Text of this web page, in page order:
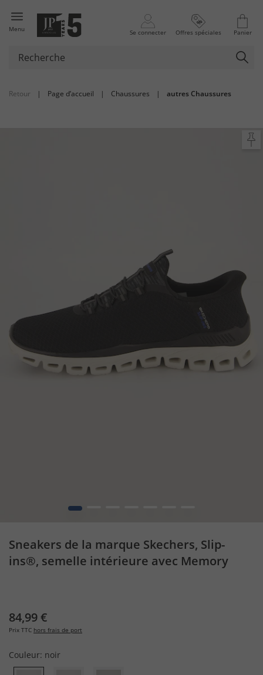
Menu Se connecter Offres spéciales Panier
Retour | Page d’accueil | Chaussures | autres Chaussures
1
Sneakers de la marque Skechers, Slip-
ins®, semelle intérieure avec Memory
84,99 €
Prix TTC hors frais de port
Couleur: noir